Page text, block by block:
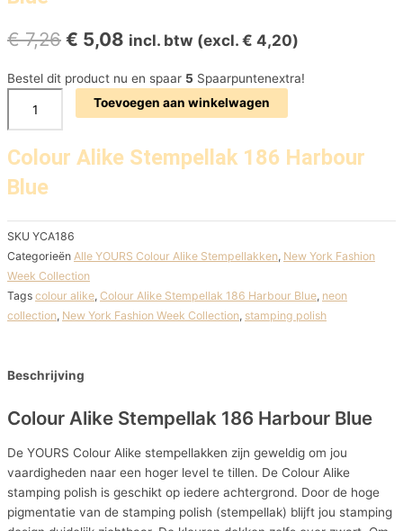
€7,26 € 5,08 incl. btw (excl.€ 4,20)
Bestel dit product nu en spaar 5 Spaarpuntenextra!
Toevoegen aan winkelwagen
Colour Alike Stempellak 186 Harbour
Blue
SKU YCA186
Categorieën Alle YOURS Colour Alike Stempellakken, New York Fashion
Week Collection
Tags colour alike, Colour Alike Stempellak 186 Harbour Blue, neon
collection, New York Fashion Week Collection, stamping polish
Beschrijving
Colour Alike Stempellak 186 Harbour Blue
De YOURS Colour Alike stempellakken zijn geweldig om jou
vaardigheden naar een hoger level te tillen. De Colour Alike
stamping polish is geschikt op iedere achtergrond. Door de hoge
pigmentatie van de stamping polish (stempellak) blijft jou stamping